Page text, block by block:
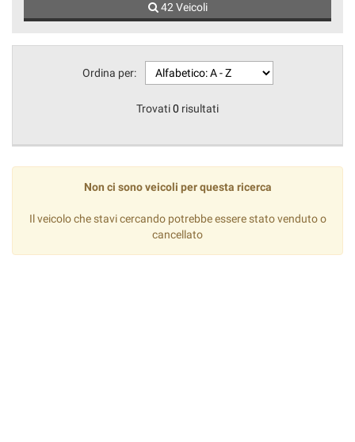
42 Veicoli
Ordina per:
Trovati0 risultati
Non ci sono veicoli per questa ricerca
Il veicolo che stavi cercando potrebbe essere stato venduto o
cancellato